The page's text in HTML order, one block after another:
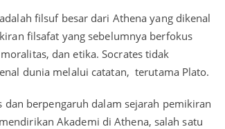
filsuf besar dari Athena yang dikenal
filsafat yang sebelumnya berfokus
dan etika. Socrates tidak
dunia melalui catatan, terutama Plato.
dan berpengaruh dalam sejarah pemikiran
Akademi di Athena, salah satu